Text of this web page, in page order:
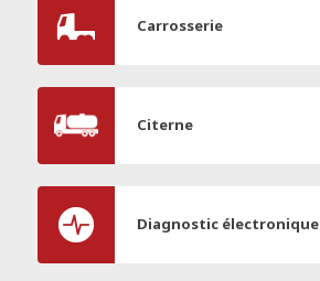
Carrosserie
Citerne
Diagnostic électronique